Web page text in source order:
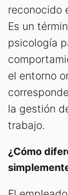
reconocido
Es un
psicología
el entorno
la gestión
trabajo.
¿Cómo